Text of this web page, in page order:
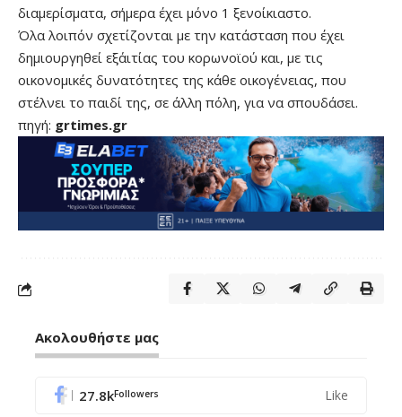
διαμερίσματα, σήμερα έχει μόνο 1 ξενοίκιαστο.
Όλα λοιπόν σχετίζονται με την κατάσταση που έχει
δημιουργηθεί εξ΄αιτίας του κορωνοϊού και, με τις
οικονομικές δυνατότητες της κάθε οικογένειας, που
στέλνει το παιδί της, σε άλλη πόλη, για να σπουδάσει.
πηγή: grtimes.gr
Ακολουθήστε μας
27.8kFollowers Like